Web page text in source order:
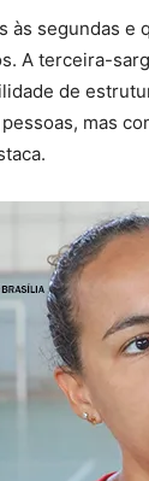
às segundas e
A terceira-
de
mas